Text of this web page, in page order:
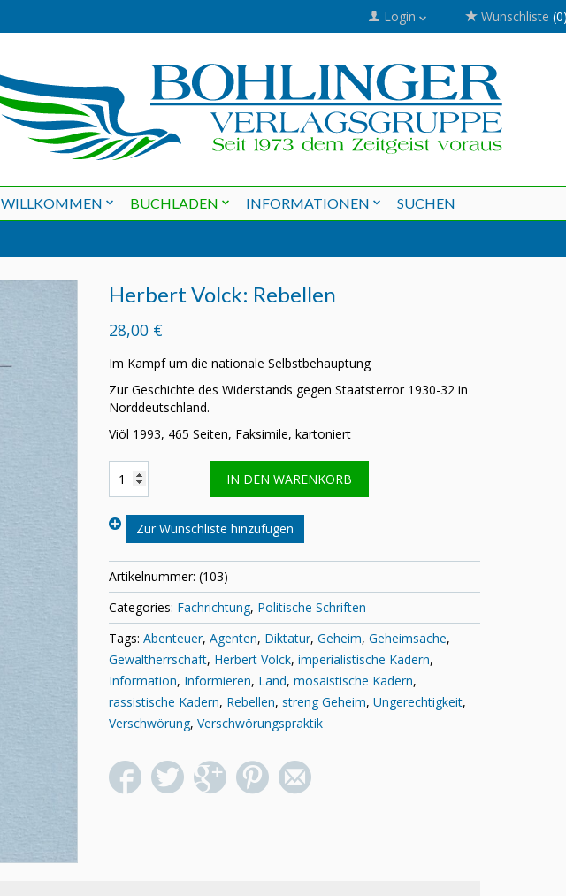
Login Wunschliste (0)
WILLKOMMEN BUCHLADEN INFORMATIONEN SUCHEN
Herbert Volck: Rebellen
28,00 €
Im Kampf um die nationale Selbstbehauptung
Zur Geschichte des Widerstands gegen Staatsterror 1930-32 in
Norddeutschland.
Viöl 1993, 465 Seiten, Faksimile, kartoniert
Volck:
Menge
IN DEN WARENKORB
Zur Wunschliste hinzufügen
Artikelnummer: (103)
Categories: Fachrichtung, Politische Schriften
Tags: Abenteuer, Agenten, Diktatur, Geheim, Geheimsache,
Gewaltherrschaft, Herbert Volck, imperialistische Kadern,
Information, Informieren, Land, mosaistische Kadern,
rassistische Kadern, Rebellen, streng Geheim, Ungerechtigkeit,
Verschwörung, Verschwörungspraktik